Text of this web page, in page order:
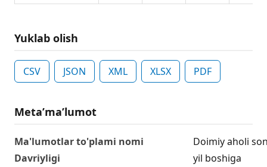
Yuklab olish
CSV JSON XML XLSX PDF
Metaʼmaʼlumot
Ma'lumotlar to'plami nomi
Doimiy aholi
Davriyligi
yil boshiga